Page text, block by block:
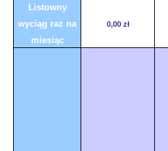
Listowny
wyciąg raz na
miesiąc
0,00 zł